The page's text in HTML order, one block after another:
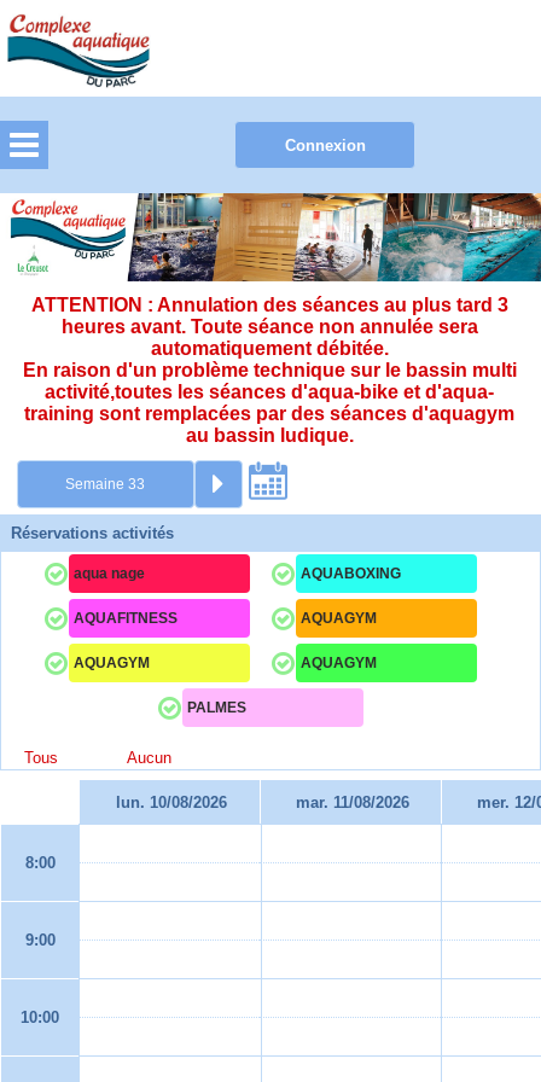
ATTENTION : Annulation des séances au plus tard 3
heures avant. Toute séance non annulée sera
automatiquement débitée.
En raison d'un problème technique sur le bassin multi
activité,toutes les séances d'aqua-bike et d'aqua-
training sont remplacées par des séances d'aquagym
au bassin ludique.
Réservations activités
aqua nage AQUABOXING
AQUAFITNESS AQUAGYM
AQUAGYM AQUAGYM
PALMES
Tous Aucun
lun. 10/08/2026 mar. 11/08/2026 mer. 12/
8:00
9:00
10:00